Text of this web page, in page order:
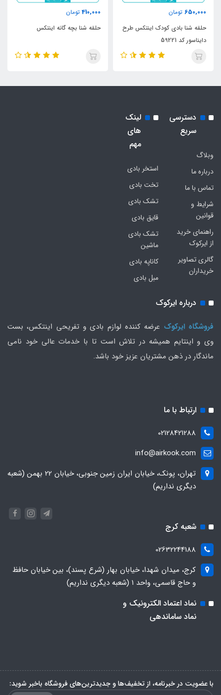
650,000 تومان
حلقه شنا بادی کودک اینتکس طرح
دایناسور کد 59221
410,000 تومان
حلقه شنا بچه گانه اینتکس
دسترسی
سریع
وبلاگ
درباره ما
تماس با ما
شرایط و
قوانین
راهنمای خرید
از ایرکوک
گالری تصاویر
خریداران
لینک
های
مهم
استخر بادی
تخت بادی
تشک بادی
قایق بادی
تشک بادی
ماشین
کاناپه بادی
مبل بادی
درباره ایرکوک
فروشگاه ایرکوک عرضه کننده لوازم بادی و تفریحی اینتکس، بست
وی و اینتایم همیشه در تلاش است تا با خدمات عالی خود نامی
ماندگار در ذهن مشتریان عزیز خود باشد.
ارتباط با ما
02128421288
info@airkook.com
تهران، پونک، خیابان ایران زمین جنوبی، خیابان 22 بهمن (شعبه
دیگری نداریم)
شعبه کرج
02632244188
کرج، میدان شهدا، خیابان بهار (شرع پسند)، بین خیابان حافظ
و حاج قاسمی، واحد ۱ (شعبه دیگری نداریم)
نماد اعتماد الکترونیک و
نماد ساماندهی
با عضویت در خبرنامه، از تخفیف‌ها و جدیدترین‌های فروشگاه باخبر شوید: